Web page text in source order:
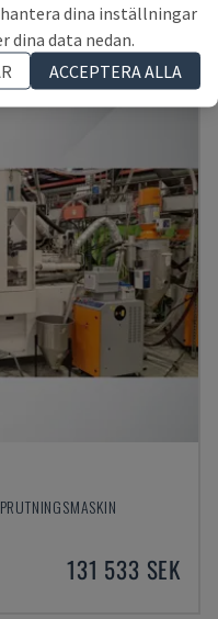
328 833 SEK
131 533 SEK
dina inställningar
dina data nedan.
ACCEPTERA ALLA